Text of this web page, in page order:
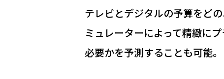
テレビとデジタルの予算をど
ミュレーターによって精緻に
必要かを予測することも可能。